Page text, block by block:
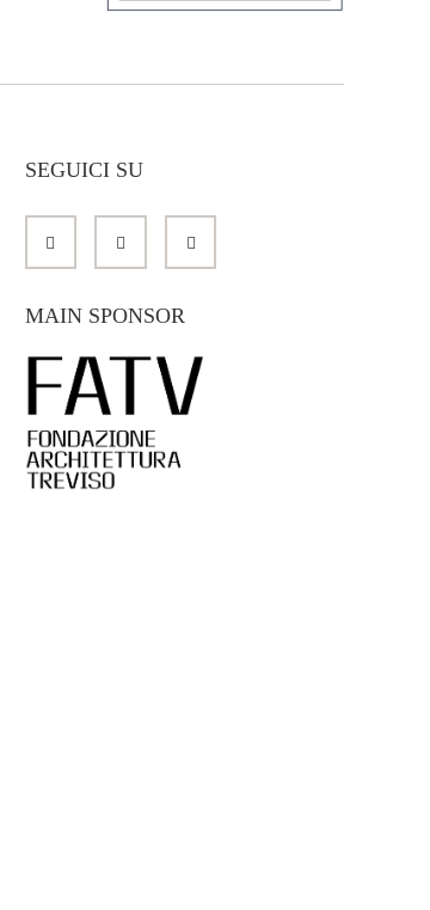
SEGUICI SU
MAIN SPONSOR